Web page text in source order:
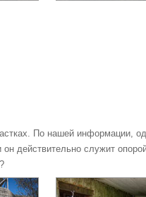
По нашей информации,
действительно служит